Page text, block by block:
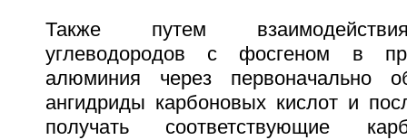
Также путем
углеводородов с фосгеном в
алюминия через первоначально
ангидриды карбоновых кислот и
получать соответствующие